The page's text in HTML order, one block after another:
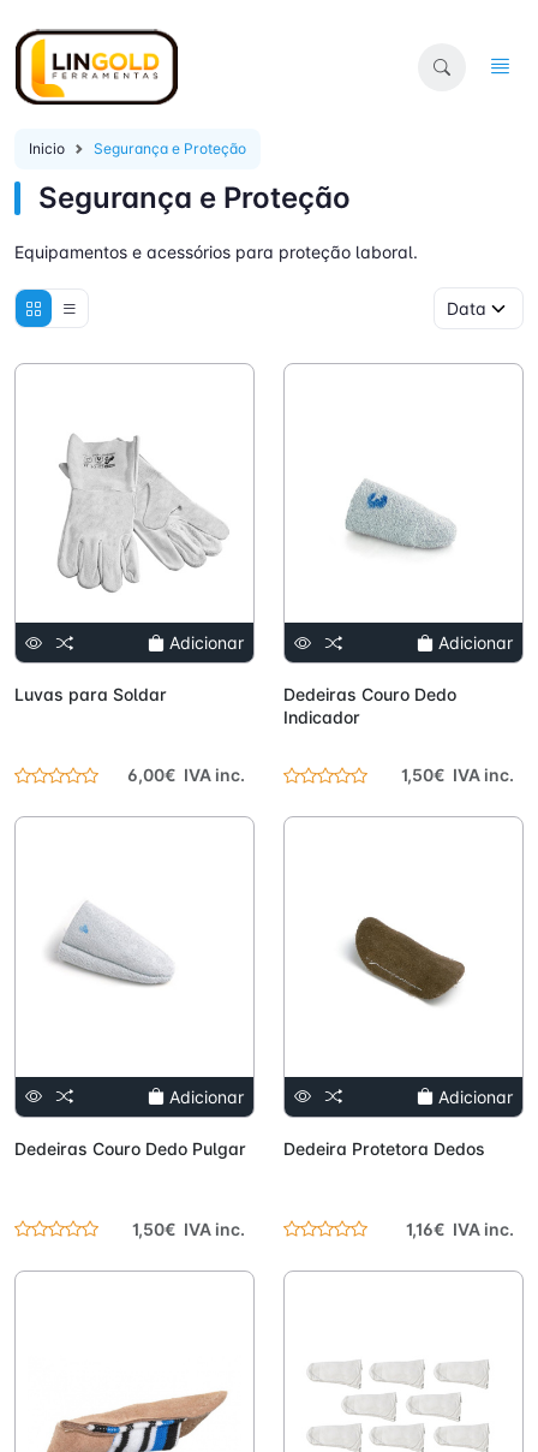
Inicio Segurança e Proteção
Segurança e Proteção
Equipamentos e acessórios para proteção laboral.
Adicionar
Luvas para Soldar
6,00€ IVA inc.
Adicionar
Dedeiras Couro Dedo
Indicador
1,50€ IVA inc.
Adicionar
Dedeiras Couro Dedo Pulgar
1,50€ IVA inc.
Adicionar
Dedeira Protetora Dedos
1,16€ IVA inc.